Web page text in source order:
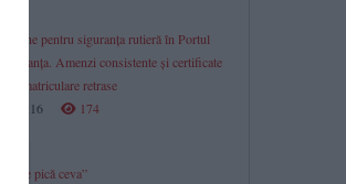
Acțiune pentru siguranța rutieră în Portul
Constanța. Amenzi consistente și certificate
de înmatriculare retrase
14:16
174
„Poate pică ceva”